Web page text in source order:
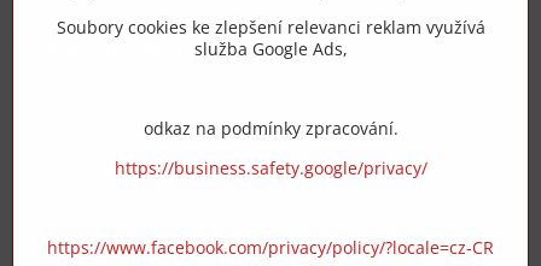
Vše k nákupu
Soubory cookies ke zlepšení relevanci reklam využívá
služba Google Ads,
odkaz na podmínky zpracování.
https://business.safety.google/privacy/
https://www.facebook.com/privacy/policy/?locale=cz-CR